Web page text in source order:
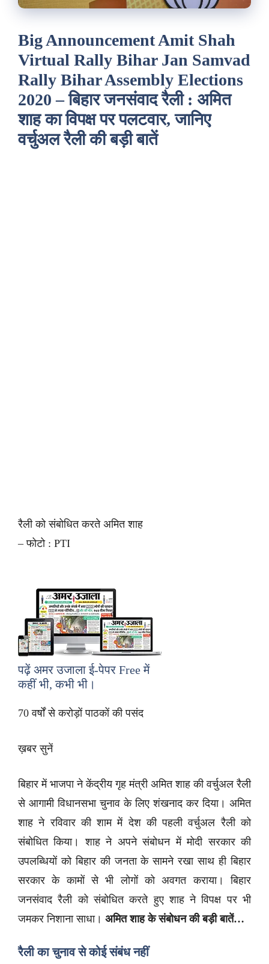
Big Announcement Amit Shah
Virtual Rally Bihar Jan Samvad
Rally Bihar Assembly Elections
2020 – बिहार जनसंवाद रैली : अमित
शाह का विपक्ष पर पलटवार, जानिए
वर्चुअल रैली की बड़ी बातें
रैली को संबोधित करते अमित शाह
– फोटो : PTI
पढ़ें अमर उजाला ई-पेपर Freeमें
कहीं भी, कभी भी।
70 वर्षों से करोड़ों पाठकों की पसंद
ख़बर सुनें
बिहार में भाजपा ने केंद्रीय गृह मंत्री अमित शाह की वर्चुअल रैली
से आगामी विधानसभा चुनाव के लिए शंखनाद कर दिया। अमित
शाह ने रविवार की शाम में देश की पहली वर्चुअल रैली को
संबोधित किया। शाह ने अपने संबोधन में मोदी सरकार की
उपलब्धियों को बिहार की जनता के सामने रखा साथ ही बिहार
सरकार के कामों से भी लोगों को अवगत कराया। बिहार
जनसंवाद रैली को संबोधित करते हुए शाह ने विपक्ष पर भी
जमकर निशाना साधा। अमित शाह के संबोधन की बड़ी बातें…
रैली का चुनाव से कोई संबंध नहीं